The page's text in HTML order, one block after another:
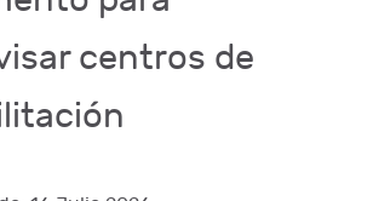
centros de